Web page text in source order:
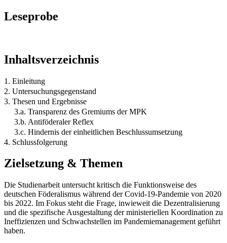
Leseprobe
Inhaltsverzeichnis
1. Einleitung
2. Untersuchungsgegenstand
3. Thesen und Ergebnisse
3.a. Transparenz des Gremiums der MPK
3.b. Antiföderaler Reflex
3.c. Hindernis der einheitlichen Beschlussumsetzung
4. Schlussfolgerung
Zielsetzung & Themen
Die Studienarbeit untersucht kritisch die Funktionsweise des
deutschen Föderalismus während der Covid-19-Pandemie von 2020
bis 2022. Im Fokus steht die Frage, inwieweit die Dezentralisierung
und die spezifische Ausgestaltung der ministeriellen Koordination zu
Ineffizienzen und Schwachstellen im Pandemiemanagement geführt
haben.